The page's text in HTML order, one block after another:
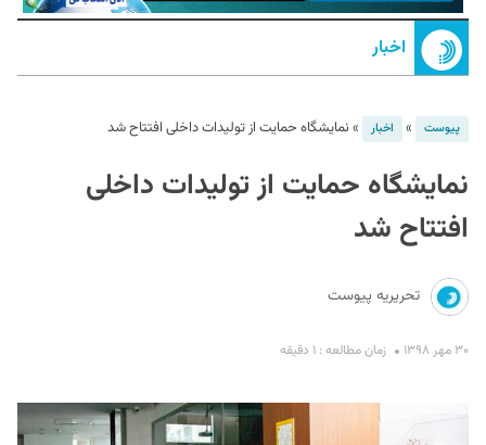
اخبار
پیوست » اخبار » نمایشگاه حمایت از تولیدات داخلی افتتاح شد
نمایشگاه حمایت از تولیدات داخلی
افتتاح شد
تحریریه پیوست
۳۰ مهر ۱۳۹۸ زمان مطالعه : ۱ دقیقه